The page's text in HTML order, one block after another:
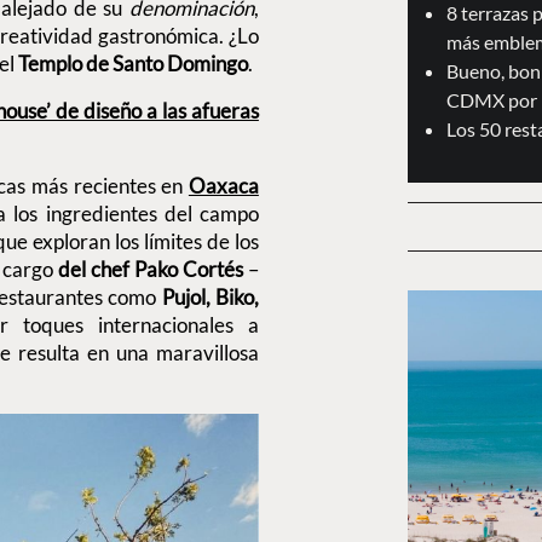
de su denominación,
gastronómica. ¿Lo
Templo de Santo Domingo.
de diseño a las afueras
más recientes en Oaxaca
los ingredientes del campo
exploran los límites de los
cargodel chef Pako Cortés–
como Pujol, Biko,
internacionales a
resulta en una maravillosa
8 terrazas
más
Bueno,
CDMX por
Los 50